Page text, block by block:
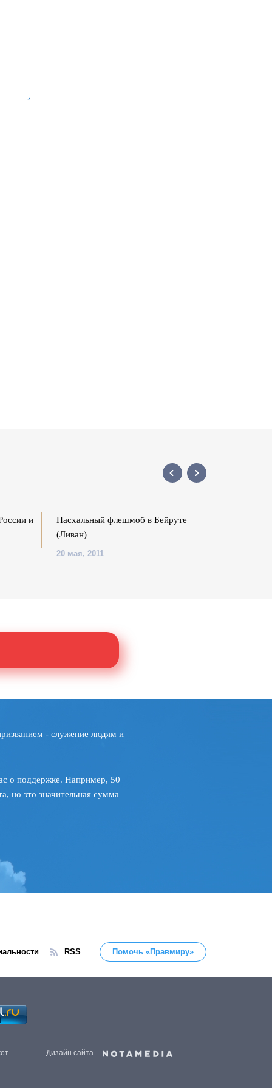
и
Пасхальный флешмоб в Бейруте
(Ливан)
20 мая, 2011
- служение людям и
о поддержке. Например, 50
но это значительная сумма
RSS Помочь «Правмиру»
Дизайн сайта -